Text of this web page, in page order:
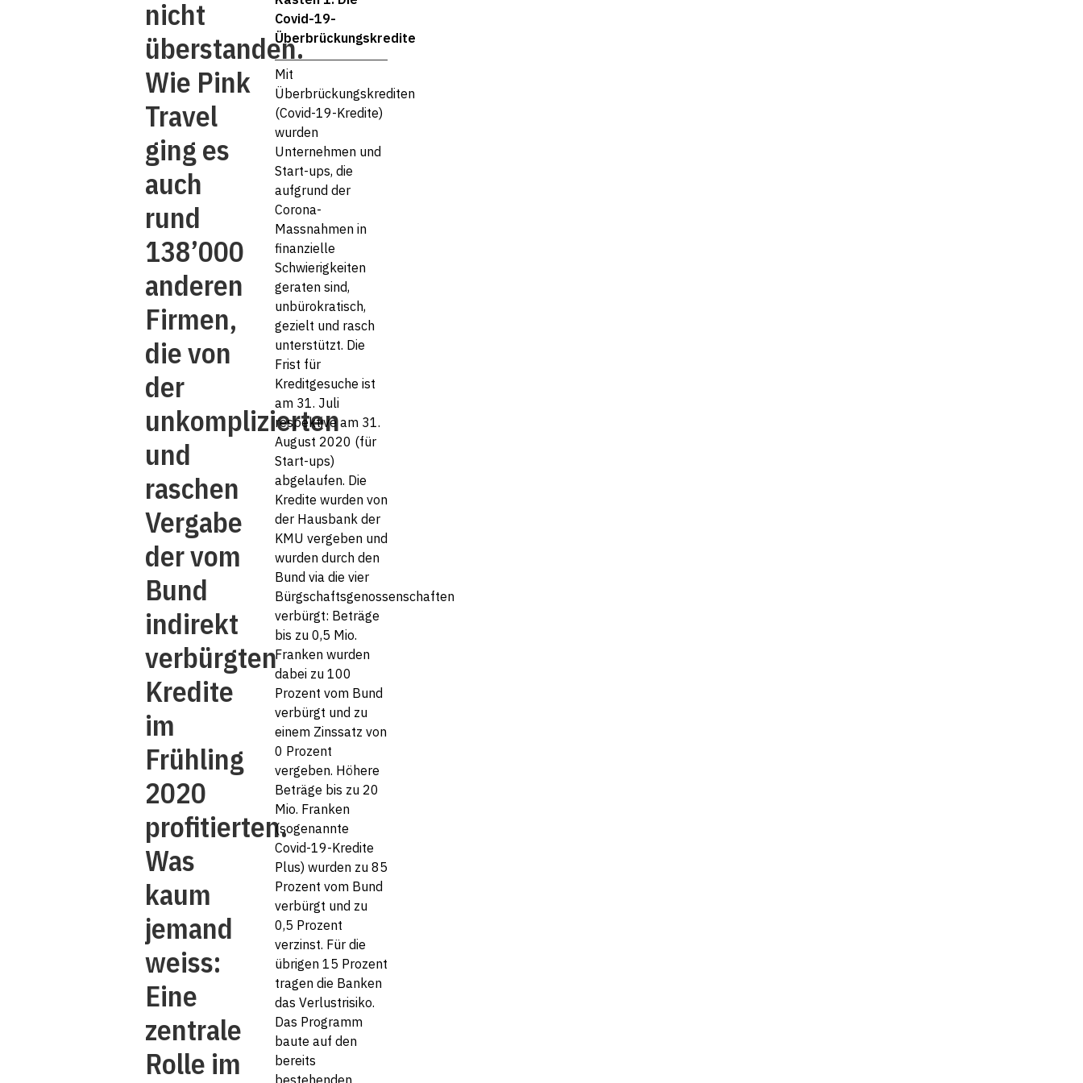
nicht
überstanden.
Wie Pink
Travel
ging es
auch
rund
138’000
anderen
Firmen,
die von
der
unkomplizierten
und
raschen
Vergabe
der vom
Bund
indirekt
verbürgten
Kredite
im
Frühling
2020
profitierten.
Was
kaum
jemand
weiss:
Eine
zentrale
Rolle im
Covid-19-
Überbrückungskredite
Mit
Überbrückungskrediten
(Covid-19-Kredite)
wurden
Unternehmen und
Start-ups, die
aufgrund der
Corona-
Massnahmen in
finanzielle
Schwierigkeiten
geraten sind,
unbürokratisch,
gezielt und rasch
unterstützt. Die
Frist für
Kreditgesuche ist
am 31. Juli
respektive am 31.
August 2020 (für
Start-ups)
abgelaufen. Die
Kredite wurden von
der Hausbank der
KMU vergeben und
wurden durch den
Bund via die vier
Bürgschaftsgenossenschaften
verbürgt: Beträge
bis zu 0,5 Mio.
Franken wurden
dabei zu 100
Prozent vom Bund
verbürgt und zu
einem Zinssatz von
0 Prozent
vergeben. Höhere
Beträge bis zu 20
Mio. Franken
(sogenannte
Covid-19-Kredite
Plus) wurden zu 85
Prozent vom Bund
verbürgt und zu
0,5 Prozent
verzinst. Für die
übrigen 15 Prozent
tragen die Banken
das Verlustrisiko.
Das Programm
baute auf den
bereits
bestehenden